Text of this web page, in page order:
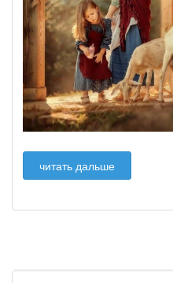
читать дальше